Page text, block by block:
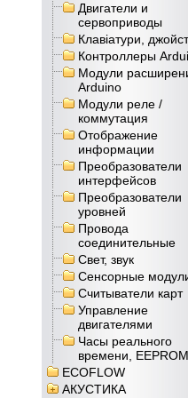
Двигатели и
сервоприводы
Клавіатури,
Контроллеры
Модули
Arduino
Модули реле /
коммутация
Отображение
информации
Преобразователи
интерфейсов
Преобразователи
уровней
Провода
соединительные
Свет, звук
Сенсорные
Считыватели карт
Управление
двигателями
Часы реального
времени, EEPROM
ECOFLOW
АКУСТИКА